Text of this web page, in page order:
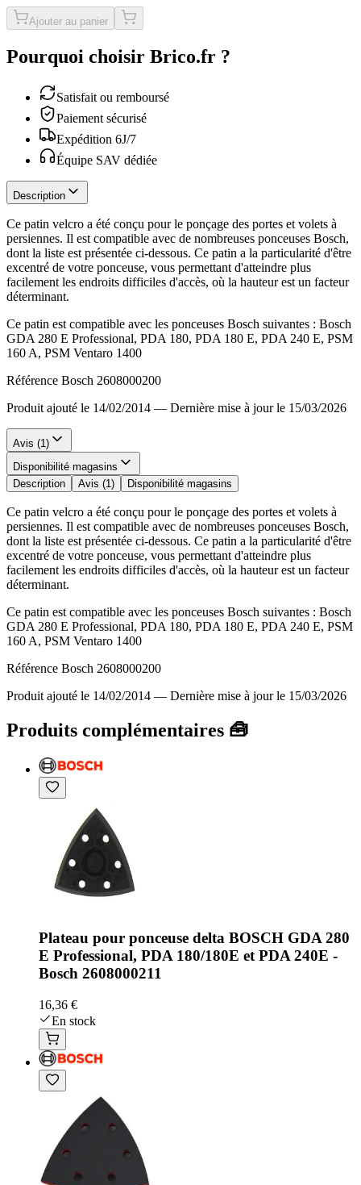
Ajouter au panier
Pourquoi choisir Brico.fr ?
Satisfait ou remboursé
Paiement sécurisé
Expédition 6J/7
Équipe SAV dédiée
Description
Ce patin velcro a été conçu pour le ponçage des portes et volets à
persiennes. Il est compatible avec de nombreuses ponceuses Bosch,
dont la liste est présentée ci-dessous. Ce patin a la particularité d'être
excentré de votre ponceuse, vous permettant d'atteindre plus
facilement les endroits difficiles d'accès, où la hauteur est un facteur
déterminant.
Ce patin est compatible avec les ponceuses Bosch suivantes : Bosch
GDA 280 E Professional, PDA 180, PDA 180 E, PDA 240 E, PSM
160 A, PSM Ventaro 1400
Référence Bosch 2608000200
Produit ajouté le 14/02/2014 — Dernière mise à jour le 15/03/2026
Avis (1)
Disponibilité magasins
Description
Avis (1) Disponibilité magasins
Ce patin velcro a été conçu pour le ponçage des portes et volets à
persiennes. Il est compatible avec de nombreuses ponceuses Bosch,
dont la liste est présentée ci-dessous. Ce patin a la particularité d'être
excentré de votre ponceuse, vous permettant d'atteindre plus
facilement les endroits difficiles d'accès, où la hauteur est un facteur
déterminant.
Ce patin est compatible avec les ponceuses Bosch suivantes : Bosch
GDA 280 E Professional, PDA 180, PDA 180 E, PDA 240 E, PSM
160 A, PSM Ventaro 1400
Référence Bosch 2608000200
Produit ajouté le 14/02/2014 — Dernière mise à jour le 15/03/2026
Produits complémentaires 🧰
Plateau pour ponceuse delta BOSCH GDA 280
E Professional, PDA 180/180E et PDA 240E -
Bosch 2608000211
16,36 €
En stock